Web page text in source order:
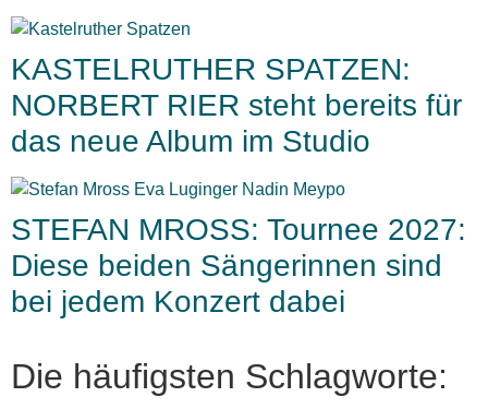
KASTELRUTHER SPATZEN:
NORBERT RIER steht bereits für
das neue Album im Studio
STEFAN MROSS: Tournee 2027:
Diese beiden Sängerinnen sind
bei jedem Konzert dabei
Die häufigsten Schlagworte: